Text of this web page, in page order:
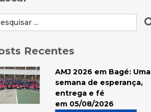
Recentes
AMJ 2026 em Bagé: Uma
semana de esperança,
entrega e fé
em 05/08/2026